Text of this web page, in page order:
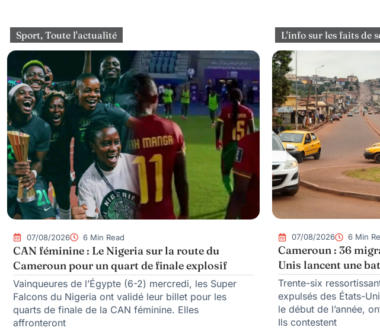
Sport, Toute l'actualité
07/08/2026 6 Min Read
CAN féminine : Le Nigeria sur la route du
Cameroun pour un quart de finale explosif
Vainqueures de l’Égypte (6-2) mercredi, les Super
Falcons du Nigeria ont validé leur billet pour les
quarts de finale de la CAN féminine. Elles
affronteront
L'info sur les faits de
07/08/2026 6 Min
Cameroun : 36
Unis lancent une
Trente-six
expulsés des États-
le début de l’année,
Ils contestent